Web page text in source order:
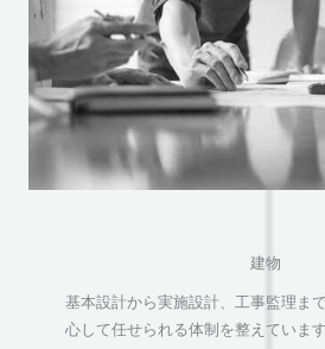
建物
基本設計から実施設計、工事監理ま
心して任せられる体制を整えていま